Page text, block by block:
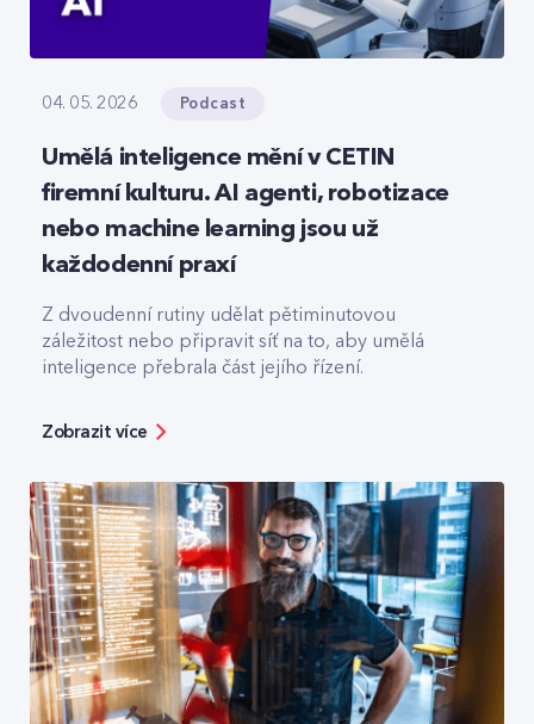
04. 05. 2026 Podcast
Umělá inteligence mění v CETIN
firemní kulturu. AI agenti, robotizace
nebo machine learning jsou už
každodenní praxí
Z dvoudenní rutiny udělat pětiminutovou
záležitost nebo připravit síť na to, aby umělá
inteligence přebrala část jejího řízení.
Zobrazit více